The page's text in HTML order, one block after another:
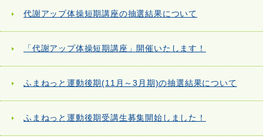
代謝アップ体操短期講座の抽選結果について
「代謝アップ体操短期講座」開催いたします！
ふまねっと運動後期(11月～3月期)の抽選結果について
ふまねっと運動後期受講生募集開始しました！